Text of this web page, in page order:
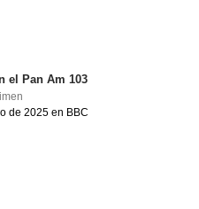
el Pan Am 103
de 2025 en BBC